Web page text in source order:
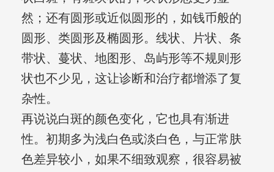
然；还有圆形或近似圆形的，如钱币般的
圆形、类圆形及椭圆形。线状、片状、条
带状、蔓状、地图形、岛屿形等不规则形
状也不少见，这让诊断和治疗都增添了复
杂性。
再说说白斑的颜色变化，它也具有渐进
性。初期多为浅白色或淡白色，与正常肤
色差异较小，如果不细致观察，很容易被